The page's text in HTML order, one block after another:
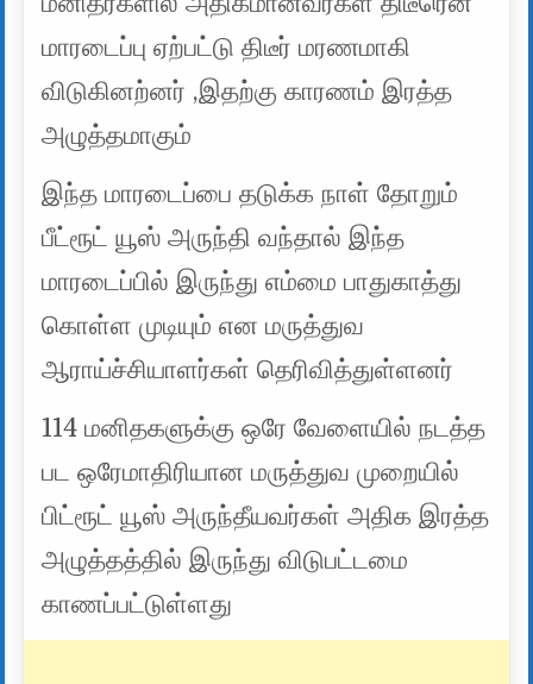
மாரடைப்பு ஏற்பட்டு திடீர் மரணமாகி
விடுகினற்னர் ,இதற்கு காரணம் இரத்த
அழுத்தமாகும்
இந்த மாரடைப்பை தடுக்க நாள் தோறும்
பீட்ரூட் யூஸ் அருந்தி வந்தால் இந்த
மாரடைப்பில் இருந்து எம்மை பாதுகாத்து
கொள்ள முடியும் என மருத்துவ
ஆராய்ச்சியாளர்கள் தெரிவித்துள்ளனர்
114 மனிதகளுக்கு ஒரே வேளையில் நடத்த
பட ஒரேமாதிரியான மருத்துவ முறையில்
பிட்ரூட் யூஸ் அருந்தீயவர்கள் அதிக இரத்த
அழுத்தத்தில் இருந்து விடுபட்டமை
காணப்பட்டுள்ளது